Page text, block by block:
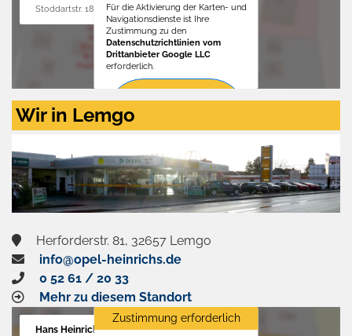
Stoddartstr. 18, 32758 DetmoldFür die Aktivierung der Karten- und
Navigationsdienste ist Ihre
Zustimmung zu den
Datenschutzrichtlinien vom
Drittanbieter Google LLC
erforderlich.
Zustimmen
aktivieren
Wir in Lemgo
Herforderstr. 81, 32657 Lemgo
info@opel-heinrichs.de
0 52 61 / 20 33
Mehr zu diesem Standort
Hans Heinrichs GmbH
Zustimmung erforderlich